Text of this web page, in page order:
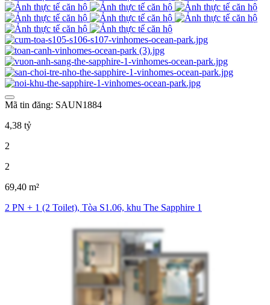
Mã tin đăng: SAUN1884
4,38 tỷ
2
2
69,40 m²
2 PN + 1 (2 Toilet), Tòa S1.06, khu The Sapphire 1